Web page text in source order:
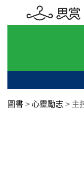
圖書 > 心靈勵志 > 主